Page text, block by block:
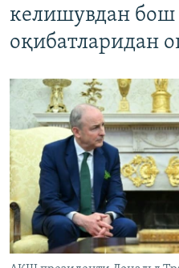
келишувдан
оқибатларидан